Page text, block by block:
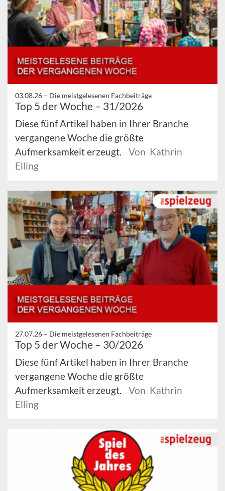
03.08.26 – Die meistgelesenen Fachbeiträge
Top 5 der Woche – 31/2026
Diese fünf Artikel haben in Ihrer Branche
vergangene Woche die größte
Aufmerksamkeit erzeugt.
Von Kathrin
Elling
27.07.26 – Die meistgelesenen Fachbeiträge
Top 5 der Woche – 30/2026
Diese fünf Artikel haben in Ihrer Branche
vergangene Woche die größte
Aufmerksamkeit erzeugt.
Von Kathrin
Elling